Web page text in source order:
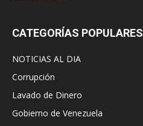
CATEGORÍAS POPULARES
NOTICIAS AL DIA
Corrupción
Lavado de Dinero
Gobierno de Venezuela